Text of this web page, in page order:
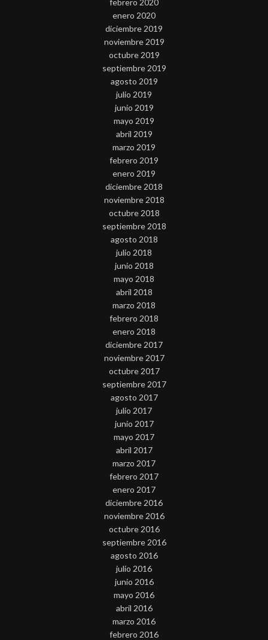
enero 2020
diciembre 2019
noviembre 2019
octubre 2019
septiembre 2019
agosto 2019
julio 2019
junio 2019
mayo 2019
abril 2019
marzo 2019
febrero 2019
enero 2019
diciembre 2018
noviembre 2018
octubre 2018
septiembre 2018
agosto 2018
julio 2018
junio 2018
mayo 2018
abril 2018
marzo 2018
febrero 2018
enero 2018
diciembre 2017
noviembre 2017
octubre 2017
septiembre 2017
agosto 2017
julio 2017
junio 2017
mayo 2017
abril 2017
marzo 2017
febrero 2017
enero 2017
diciembre 2016
noviembre 2016
octubre 2016
septiembre 2016
agosto 2016
julio 2016
junio 2016
mayo 2016
abril 2016
marzo 2016
febrero 2016